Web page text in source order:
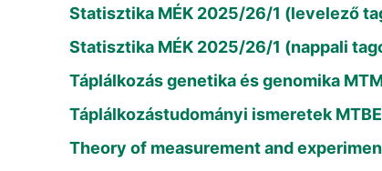
Statisztika MÉK 2025/26/1 (levelező
Statisztika MÉK 2025/26/1 (nappali
Táplálkozás genetika és genomika
Táplálkozástudományi ismeretek
Theory of measurement and